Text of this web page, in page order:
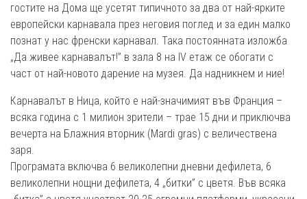
гостите на Дома ще усетят типичното за два от най-ярките
европейски карнавала през неговия поглед и за един малко
познат у нас френски карнавал. Така постоянната изложба
„Да живее карнавалът!” в зала 8 на ІV етаж се обогати с
част от най-новото дарение на музея. Да надникнем и ние!
Карнавалът в Ница, който е най-значимият във Франция –
всяка година с 1 милион зрители – трае 15 дни и приключва
вечерта на Блажния вторник (Mardi gras) с величествена
заря.
Програмата включва 6 великолепни дневни дефилета, 6
великолепни нощни дефилета, 4 „битки” с цветя. Във всяка